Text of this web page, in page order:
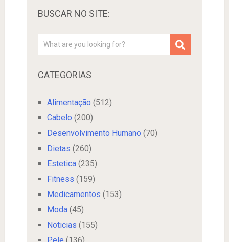
BUSCAR NO SITE:
CATEGORIAS
Alimentação (512)
Cabelo (200)
Desenvolvimento Humano (70)
Dietas (260)
Estetica(235)
Fitness (159)
Medicamentos (153)
Moda(45)
Noticias (155)